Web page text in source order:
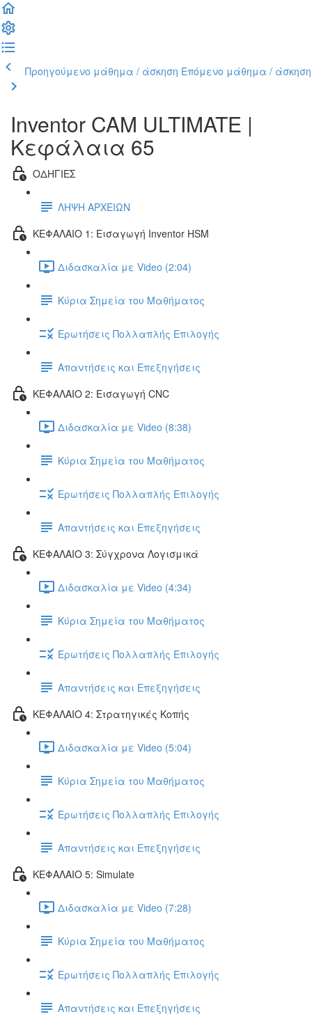
Προηγούμενο μάθημα / άσκηση Επόμενο μάθημα / άσκηση
Inventor CAM ULTIMATE |
Κεφάλαια 65
ΟΔΗΓΙΕΣ
ΛΗΨΗ ΑΡΧΕΙΩΝ
ΚΕΦΑΛΑΙΟ 1: Εισαγωγή Inventor HSM
Διδασκαλία με Video (2:04)
Κύρια Σημεία του Μαθήματος
Ερωτήσεις Πολλαπλής Επιλογής
Απαντήσεις και Επεξηγήσεις
ΚΕΦΑΛΑΙΟ 2: Εισαγωγή CNC
Διδασκαλία με Video (8:38)
Κύρια Σημεία του Μαθήματος
Ερωτήσεις Πολλαπλής Επιλογής
Απαντήσεις και Επεξηγήσεις
ΚΕΦΑΛΑΙΟ 3: Σύγχρονα Λογισμικά
Διδασκαλία με Video (4:34)
Κύρια Σημεία του Μαθήματος
Ερωτήσεις Πολλαπλής Επιλογής
Απαντήσεις και Επεξηγήσεις
ΚΕΦΑΛΑΙΟ 4: Στρατηγικές Κοπής
Διδασκαλία με Video (5:04)
Κύρια Σημεία του Μαθήματος
Ερωτήσεις Πολλαπλής Επιλογής
Απαντήσεις και Επεξηγήσεις
ΚΕΦΑΛΑΙΟ 5: Simulate
Διδασκαλία με Video (7:28)
Κύρια Σημεία του Μαθήματος
Ερωτήσεις Πολλαπλής Επιλογής
Απαντήσεις και Επεξηγήσεις